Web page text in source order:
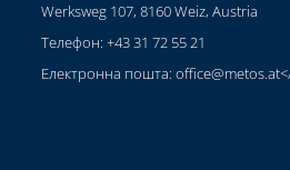
Werksweg 107, 8160 Weiz, Austria
Телефон: +43 31 72 55 21
Електронна пошта:office@metos.at